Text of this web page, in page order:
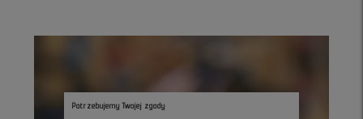
Potrzebujemy Twojej zgody